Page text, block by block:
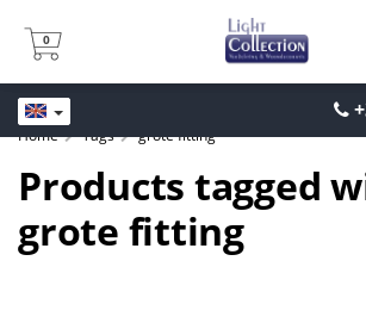
0
0
Home Tags grote fitting
Products tagged
grote fitting